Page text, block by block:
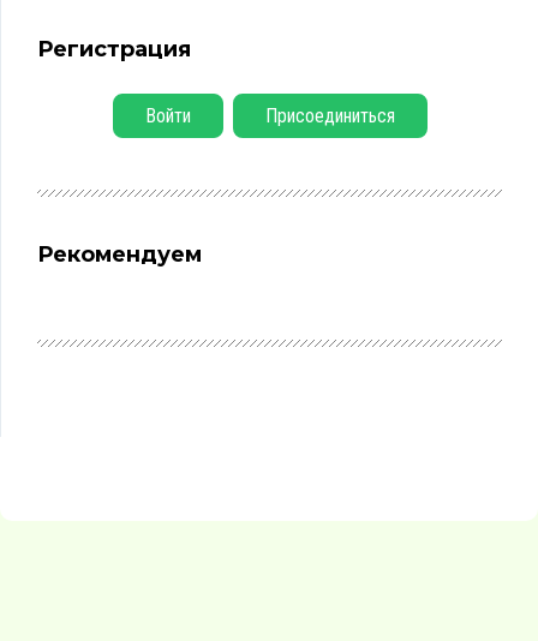
Регистрация
Войти Присоединиться
Рекомендуем